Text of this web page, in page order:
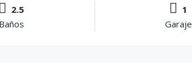
2.5
Baños
1
Garaje